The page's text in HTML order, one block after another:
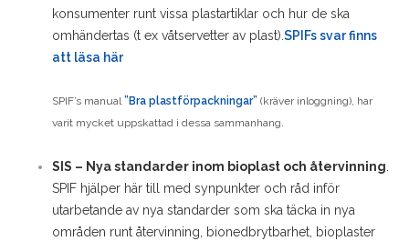
konsumenter runt vissa plastartiklar och hur de ska
omhändertas (t ex våtservetter av plast). SPIFs svar finns
att läsa här
SPIF’s manual”Bra plastförpackningar” (kräver inloggning), har
varit mycket uppskattad i dessa sammanhang.
SIS – Nya standarder inom bioplast och återvinning
SPIF hjälper här till med synpunkter och råd inför
utarbetande av nya standarder som ska täcka in nya
områden runt återvinning, bionedbrytbarhet, bioplaster